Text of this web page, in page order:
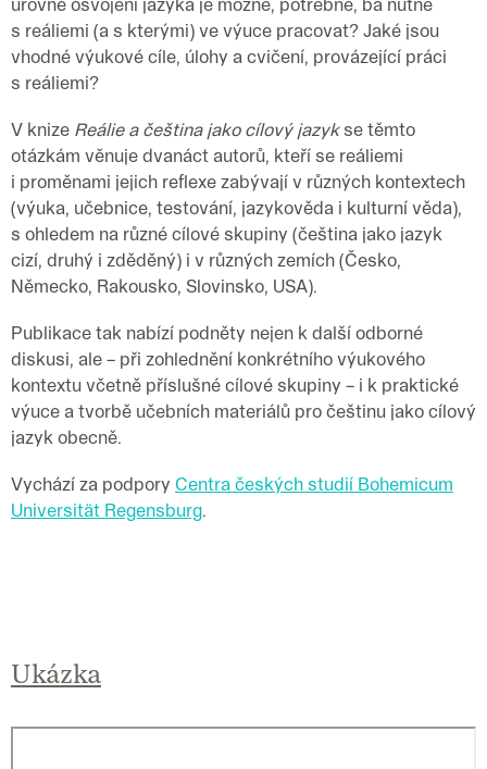
s reáliemi (a s kterými) ve výuce pracovat? Jaké jsou
vhodné výukové cíle, úlohy a cvičení, provázející práci
s reáliemi?
V knize Reálie a čeština jako cílový jazykse těmto
otázkám věnuje dvanáct autorů, kteří se reáliemi
i proměnami jejich reflexe zabývají v různých kontextech
(výuka, učebnice, testování, jazykověda i kulturní věda),
s ohledem na různé cílové skupiny (čeština jako jazyk
cizí, druhý i zděděný) i v různých zemích (Česko,
Německo, Rakousko, Slovinsko, USA).
Publikace tak nabízí podněty nejen k další odborné
diskusi, ale – při zohlednění konkrétního výukového
kontextu včetně příslušné cílové skupiny – i k praktické
výuce a tvorbě učebních materiálů pro češtinu jako cílový
jazyk obecně.
Vychází za podpory Centra českých studií Bohemicum
Universität Regensburg.
Ukázka